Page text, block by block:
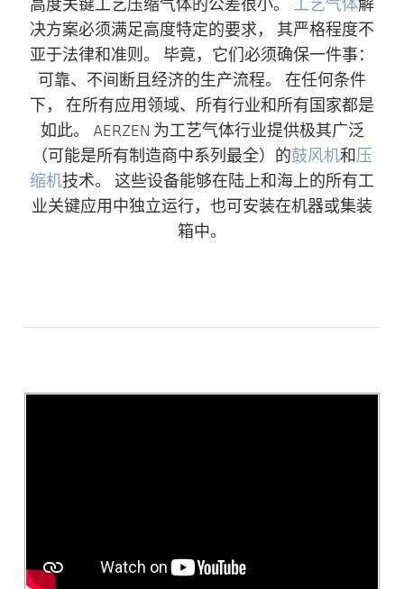
高度关键工艺压缩气体的公差很小。 工艺气体解
决方案必须满足高度特定的要求， 其严格程度不
亚于法律和准则。 毕竟，它们必须确保一件事：
可靠、不间断且经济的生产流程。 在任何条件
下， 在所有应用领域、所有行业和所有国家都是
如此。 AERZEN 为工艺气体行业提供极其广泛
（可能是所有制造商中系列最全）的鼓风机和压
缩机技术。 这些设备能够在陆上和海上的所有工
业关键应用中独立运行，也可安装在机器或集装
箱中。